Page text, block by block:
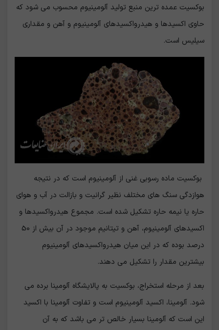
بوکسیت عمده ترین منبع تولید آلومینیوم محسوب می شود که
حاوی اکسیدها و هیدرواکسیدهای آلومینیوم و آهن و مقداری
سیلیس است.
بوکسیت ماده رسوبی غنی از آلومینیوم است که در نتیجه
هوازدگی سنگ های مختلف نظیر گرانیت و بازالت در آب و هوای
حاره یا نیمه حاره تشکیل شده است. مجموع هیدرواکسیدها و
اکسیدهای آلومینیوم، آهن و تیتانیم موجود در آن بیش از 50
درصد بوده که در این میان هیدرواکسیدهای آلومینیوم
بیشترین مقدار را تشکیل می دهند.
بعد از مرحله استخراج، بوکسیت به پالایشگاه آلومینا برده می
شود. آلومینا، اکسید آلومینیوم است و تفاوت آلومینا با اکسید
این است که آلومینا بسیار خالص تر می باشد که به آن